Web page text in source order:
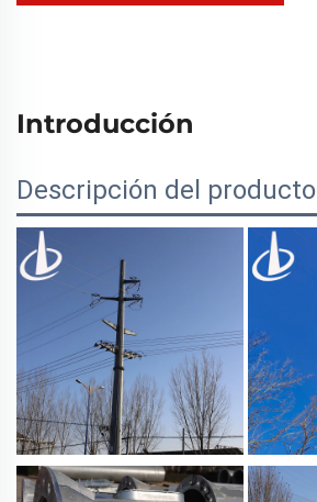
Introducción
Descripción del producto